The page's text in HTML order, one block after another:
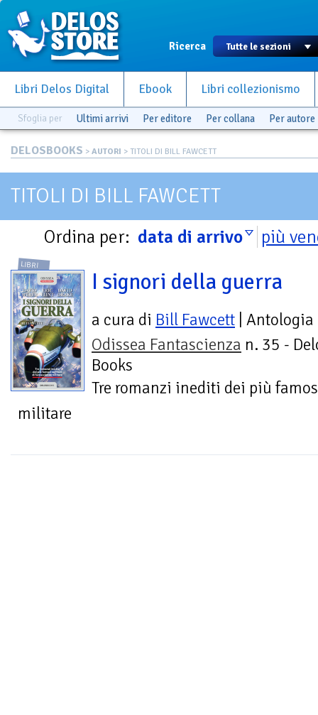
Ricerca
Libri Delos Digital Ebook Libri collezionismo
Sfoglia per Ultimi arrivi Per editore Per collana Per autore
DELOSBOOKS > AUTORI > TITOLI DI BILL FAWCETT
TITOLI DI BILL FAWCETT
Ordina per: data di arrivo più
LIBRI
I signori della guerra
a cura di Bill Fawcett | Antologia
Odissea Fantascienza n. 35 -
Books
Tre romanzi inediti dei più
militare